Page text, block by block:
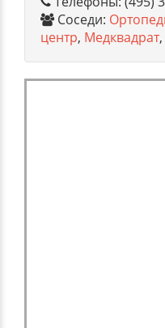
Соседи:
центр, Медквадрат,